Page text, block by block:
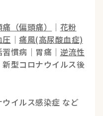
（偏頭痛） ｜ 花粉
圧 ｜痛風(高尿酸血症)
習慣病｜胃痛｜ 逆流性
新型コロナウイルス後
イルス感染症 など